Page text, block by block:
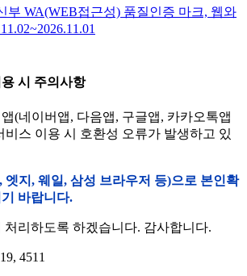
시 주의사항
(네이버앱, 다음앱, 구글앱, 카카오톡앱
비스 이용 시 호환성 오류가 발생하고 있
엣지, 웨일, 삼성 브라우저 등)으로 본인확
바랍니다.
리하도록 하겠습니다. 감사합니다.
4511